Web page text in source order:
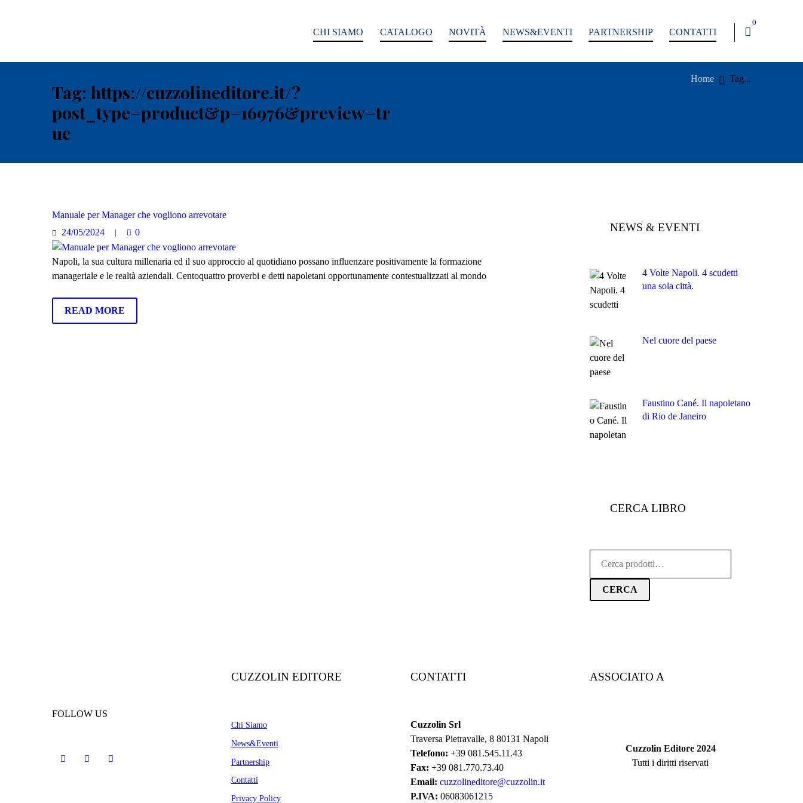
CHI SIAMO CATALOGO NOVITÀ NEWS&EVENTI PARTNERSHIP CONTATTI
0
Tag: https://cuzzolineditore.it/?
post_type=product&p=16976&preview=tr
ue
Home Tag...
Manuale per Manager che vogliono arrevotare
24/05/2024
0
Napoli, la sua cultura millenaria ed il suo approccio al quotidiano possano influenzare positivamente la formazione
manageriale e le realtà aziendali. Centoquattro proverbi e detti napoletani opportunamente contestualizzati al mondo
READ MORE
NEWS & EVENTI
4 Volte Napoli. 4 scudetti
una sola città.
Nel cuore del paese
Faustino Cané. Il napoletano
di Rio de Janeiro
CERCA LIBRO
CERCA
FOLLOW US
CUZZOLIN EDITORE
Chi Siamo
News&Eventi
Partnership
Contatti
Privacy Policy
CONTATTI
Cuzzolin Srl
Traversa Pietravalle, 8 80131 Napoli
Telefono: +39 081.545.11.43
Fax: +39 081.770.73.40
Email: cuzzolineditore@cuzzolin.it
P.IVA: 06083061215
ASSOCIATO A
Cuzzolin Editore 2024
Tutti i diritti riservati